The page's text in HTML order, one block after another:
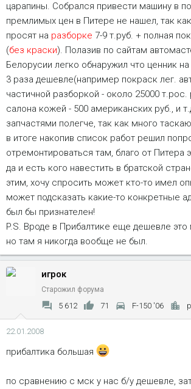
царапины. Собрался привести машину в
премлимых цен в Питере не нашел, так
просят на разборке 7-9 т.руб. + полная
(без краски). Полазив по сайтам
Белорусии легко обнаружил что ценник
3 раза дешевле(например покраск лег.
частичной разборкой - около 25000 т.рос.
салона кожей - 500 американских руб., и
запчастями полегче, так как много
в итоге накопив список работ решил
отремонтироваться там, благо от Питера
да и есть кого навестить в братской
этим, хочу спросить может кто-то имел
может подсказать какие-то конкретные
был бы признателен!
P.S. Вроде в Прибалтике еще дешевле
но там я никогда вообще не был.
игрок
Старожил форума
5 612 71 F-150 '06
22.01.2008
прибалтика большая
по сравнению с мск у нас б/у дешевле,